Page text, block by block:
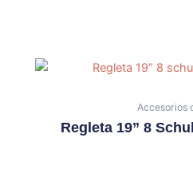
Accesorios
Regleta 19” 8